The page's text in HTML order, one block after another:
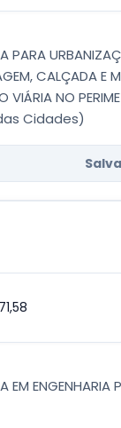
CALÇADA E
NO
das Cidades)
ENGENHARIA